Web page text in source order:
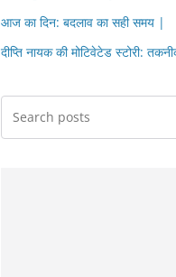
आज का दिन: बदलाव का सही समय |
दीप्ति नायक की मोटिवेटेड स्टोरी: